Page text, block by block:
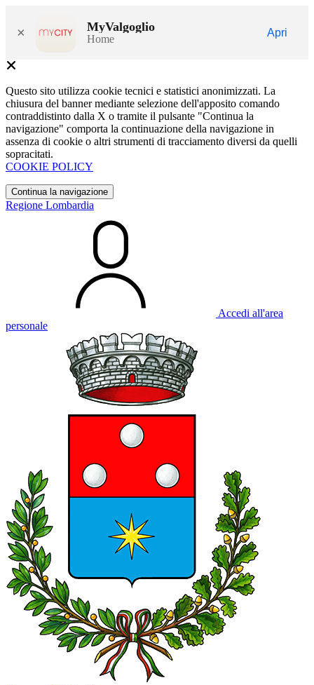
× MyValgoglio
Home
Apri
Questo sito utilizza cookie tecnici e statistici anonimizzati. La
chiusura del banner mediante selezione dell'apposito comando
contraddistinto dalla X o tramite il pulsante "Continua la
navigazione" comporta la continuazione della navigazione in
assenza di cookie o altri strumenti di tracciamento diversi da quelli
sopracitati.
COOKIE POLICY
Continua la navigazione
Regione Lombardia
Accedi all'area
personale